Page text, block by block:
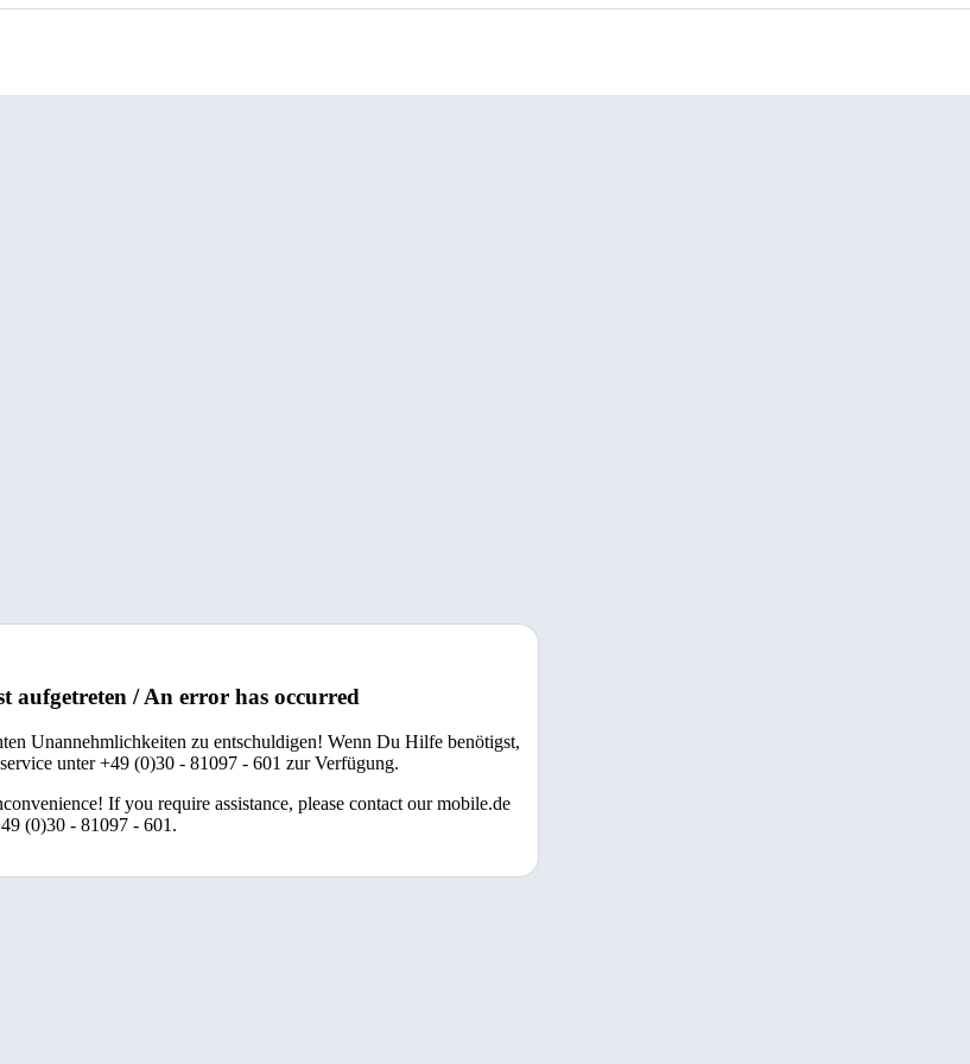
aufgetreten / An error has occurred
Unannehmlichkeiten zu entschuldigen! Wenn Du Hilfe benötigst,
unter +49 (0)30 - 81097 - 601 zur Verfügung.
If you require assistance, please contact our mobile.de
(0)30 - 81097 - 601.